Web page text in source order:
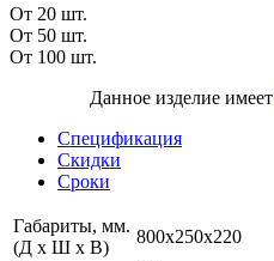
От 20 шт.
От 50 шт.
От 100 шт.
Данное изделие имеет
Спецификация
Скидки
Сроки
Габариты, мм.
(Д х Ш х В)
800х250х220